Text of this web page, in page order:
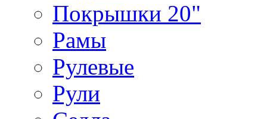
Покрышки 20"
Рамы
Рулевые
Рули